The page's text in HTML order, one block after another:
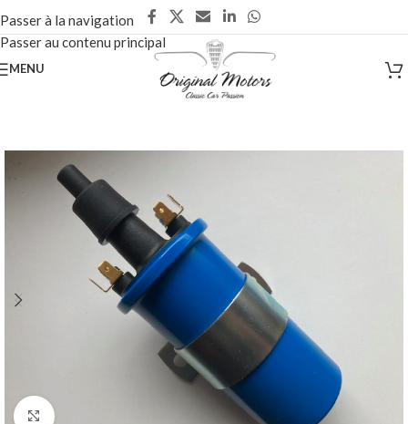
Passer à la navigation
Passer au contenu principal
MENU
Cliquez pour agrandir